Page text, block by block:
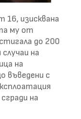
16, изисквана
му от
до 200
на
на
въведени с
на